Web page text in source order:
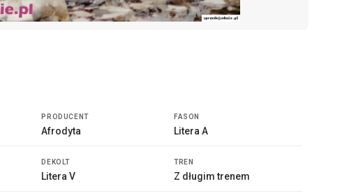
PRODUCENT
Afrodyta
FASON
Litera A
DEKOLT
Litera V
TREN
Z długim trenem